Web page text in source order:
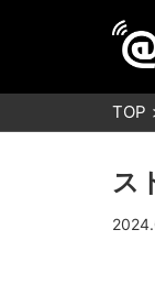
TOP
ス